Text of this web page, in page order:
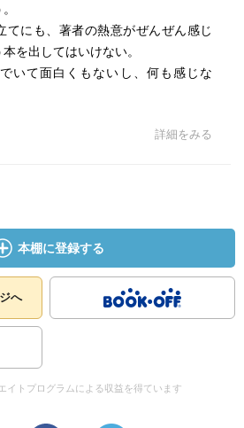
てにも、著者の熱意がぜんぜん感じ
を出してはいけない。
いて面白くもないし、何も感じな
詳細をみる
本棚に登録する
へ
イトプログラムによる収益を得ています